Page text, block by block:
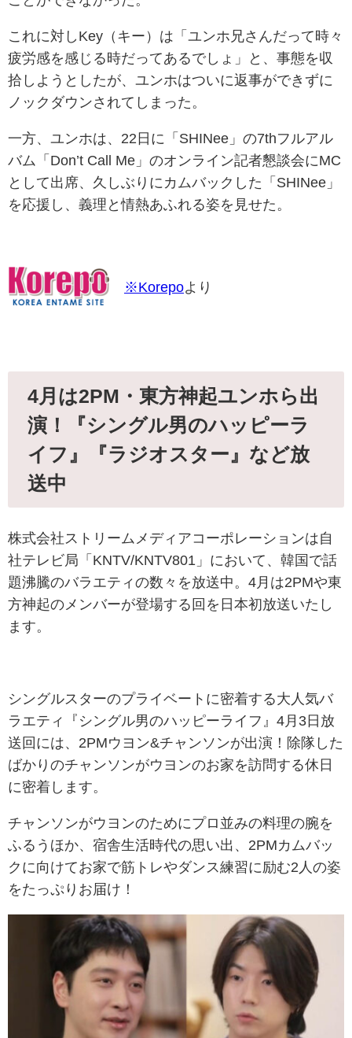
これに対しKey（キー）は「ユンホ兄さんだって時々
疲労感を感じる時だってあるでしょ」と、事態を収
拾しようとしたが、ユンホはついに返事ができずに
ノックダウンされてしまった。
一方、ユンホは、22日に「SHINee」の7thフルアル
バム「Don’t Call Me」のオンライン記者懇談会にMC
として出席、久しぶりにカムバックした「SHINee」
を応援し、義理と情熱あふれる姿を見せた。
※Korepoより
4月は2PM・東方神起ユンホら出
演！『シングル男のハッピーラ
イフ』『ラジオスター』など放
送中
株式会社ストリームメディアコーポレーションは自
社テレビ局「KNTV/KNTV801」において、韓国で話
題沸騰のバラエティの数々を放送中。4月は2PMや東
方神起のメンバーが登場する回を日本初放送いたし
ます。
シングルスターのプライベートに密着する大人気バ
ラエティ『シングル男のハッピーライフ』4月3日放
送回には、2PMウヨン&チャンソンが出演！除隊した
ばかりのチャンソンがウヨンのお家を訪問する休日
に密着します。
チャンソンがウヨンのためにプロ並みの料理の腕を
ふるうほか、宿舎生活時代の思い出、2PMカムバッ
クに向けてお家で筋トレやダンス練習に励む2人の姿
をたっぷりお届け！